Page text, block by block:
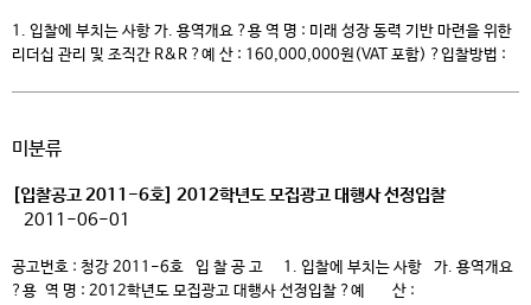
1. 입찰에 부치는 사항 가. 용역개요 ?용 역 명 : 미래 성장 동력 기반 마련을 위한
리더십 관리 및 조직간 R&R ?예 산 : 160,000,000원(VAT 포함) ?입찰방법 :
미분류
[입찰공고 2011-6호] 2012학년도 모집광고 대행사 선정입찰
2011-06-01
공고번호 : 청강 2011-6호 입 찰 공 고 1. 입찰에 부치는 사항 가. 용역개요
?용 역 명 : 2012학년도 모집광고 대행사 선정입찰 ?예 산 :